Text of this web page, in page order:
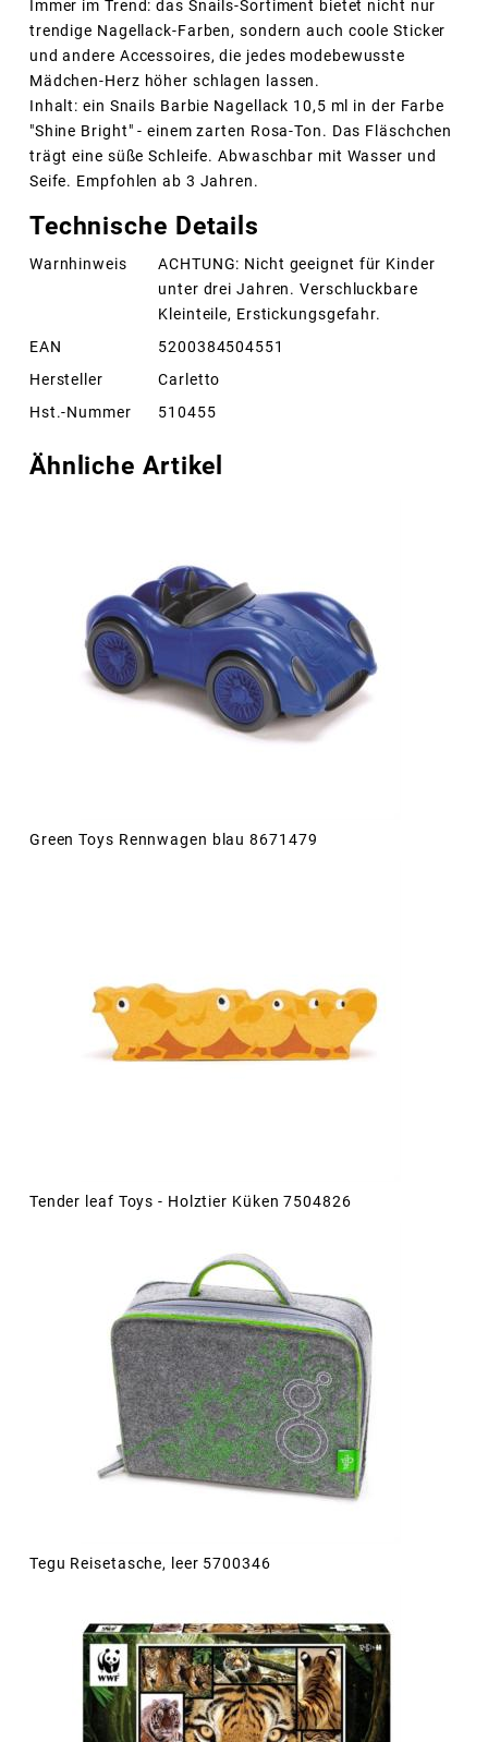
Immer im Trend: das Snails-Sortiment bietet nicht nur
trendige Nagellack-Farben, sondern auch coole Sticker
und andere Accessoires, die jedes modebewusste
Mädchen-Herz höher schlagen lassen.
Inhalt: ein Snails Barbie Nagellack 10,5 ml in der Farbe
"Shine Bright" - einem zarten Rosa-Ton. Das Fläschchen
trägt eine süße Schleife. Abwaschbar mit Wasser und
Seife. Empfohlen ab 3 Jahren.
Technische Details
Warnhinweis
ACHTUNG: Nicht geeignet für Kinder
unter drei Jahren. Verschluckbare
Kleinteile, Erstickungsgefahr.
EAN
5200384504551
Hersteller
Carletto
Hst.-Nummer
510455
Ähnliche Artikel
Green Toys Rennwagen blau 8671479
Tender leaf Toys - Holztier Küken 7504826
Tegu Reisetasche, leer 5700346